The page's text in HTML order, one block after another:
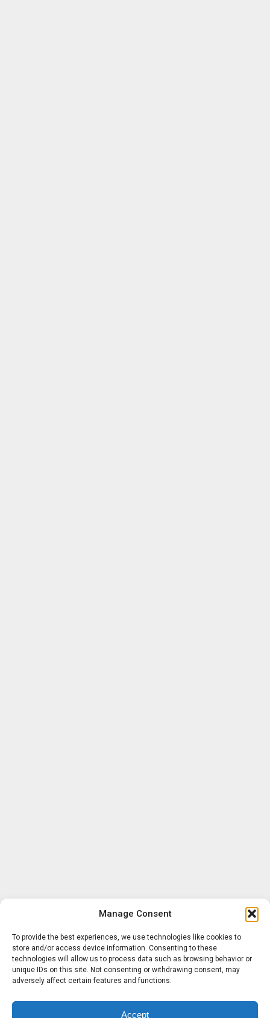
Manage Consent
To provide the best experiences, we use technologies like cookies to
store and/or access device information. Consenting to these
technologies will allow us to process data such as browsing behavior or
unique IDs on this site. Not consenting or withdrawing consent, may
adversely affect certain features and functions.
Accept